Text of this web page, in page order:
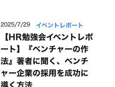
2025/7/29 イベントレポート
【HR勉強会イベントレポ
ート】『ベンチャーの作
法』著者に聞く、ベンチ
ャー企業の採用を成功に